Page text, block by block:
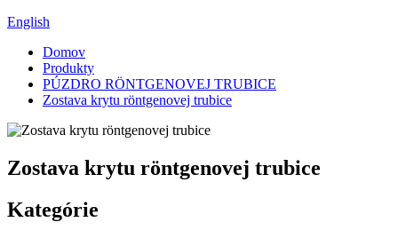
English
Domov
Produkty
PÚZDRO RÖNTGENOVEJ TRUBICE
Zostava krytu röntgenovej trubice
Zostava krytu röntgenovej trubice
Kategórie